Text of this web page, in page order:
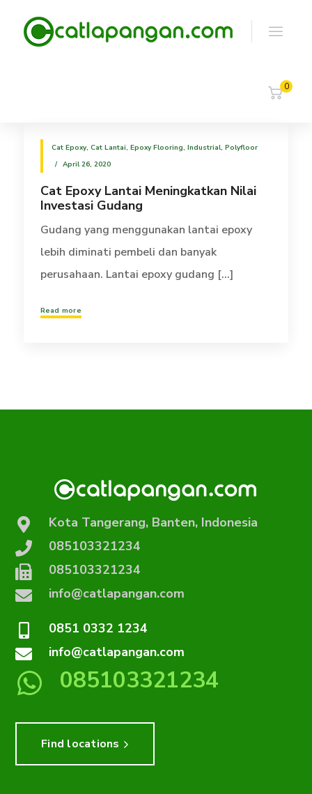
0
Cat Epoxy, Cat Lantai, Epoxy Flooring, Industrial, Polyfloor
April 26, 2020
Cat Epoxy Lantai Meningkatkan Nilai
Investasi Gudang
Gudang yang menggunakan lantai epoxy
lebih diminati pembeli dan banyak
perusahaan. Lantai epoxy gudang [...]
Read more
Kota Tangerang, Banten, Indonesia
085103321234
085103321234
info@catlapangan.com
0851 0332 1234
info@catlapangan.com
085103321234
Find locations